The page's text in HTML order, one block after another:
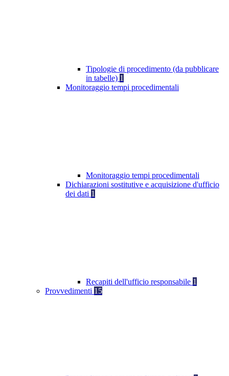
Tipologie di procedimento (da pubblicare
in tabelle) 1
Monitoraggio tempi procedimentali
Monitoraggio tempi procedimentali
Dichiarazioni sostitutive e acquisizione d'ufficio
dei dati 1
Recapiti dell'ufficio responsabile 1
Provvedimenti 15